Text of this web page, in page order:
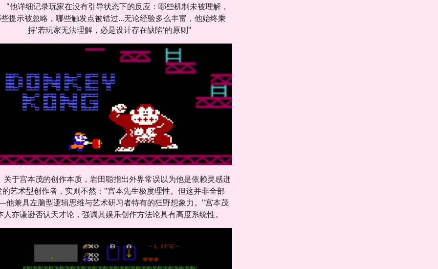
"他详细记录玩家在没有引导状态下的反应：哪些机制未被理解，
提示被忽略，哪些触发点被错过...无论经验多么丰富，他始终秉
持'若玩家无法理解，必是设计存在缺陷'的原则"
关于宫本茂的创作本质，岩田聪指出外界常误以为他是依赖灵感迸
的艺术型创作者，实则不然："宫本先生极度理性。但这并非全部
兼具左脑型逻辑思维与艺术研习者特有的狂野想象力。"宫本茂
人亦谦逊否认天才论，强调其娱乐创作方法论具有高度系统性。